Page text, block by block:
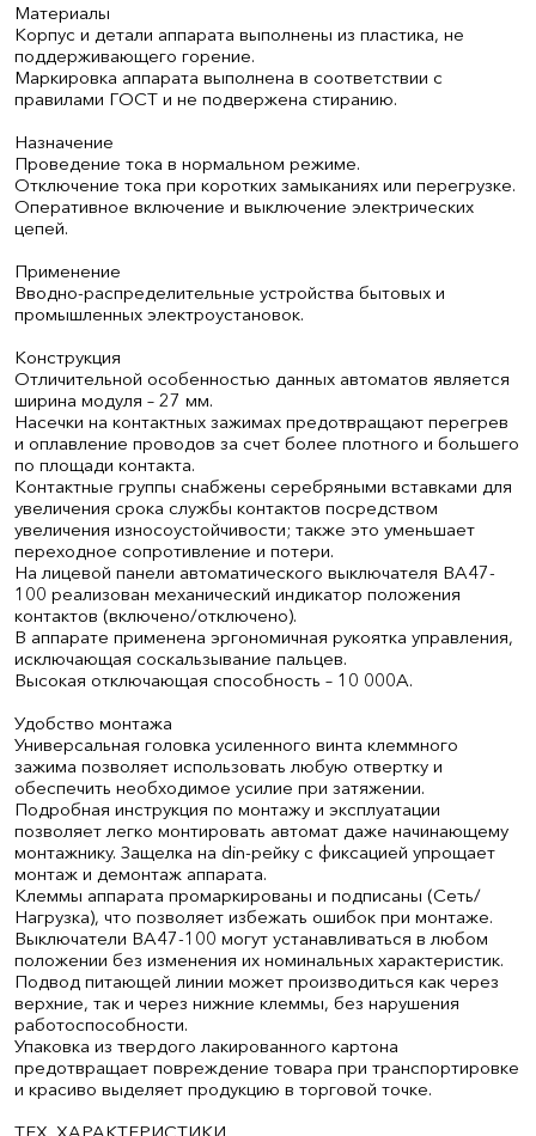
Материалы
Корпус и детали аппарата выполнены из пластика, не
поддерживающего горение.
Маркировка аппарата выполнена в соответствии с
правилами ГОСТ и не подвержена стиранию.
Назначение
Проведение тока в нормальном режиме.
Отключение тока при коротких замыканиях или перегрузке.
Оперативное включение и выключение электрических
цепей.
Применение
Вводно-распределительные устройства бытовых и
промышленных электроустановок.
Конструкция
Отличительной особенностью данных автоматов является
ширина модуля – 27 мм.
Насечки на контактных зажимах предотвращают перегрев
и оплавление проводов за счет более плотного и большего
по площади контакта.
Контактные группы снабжены серебряными вставками для
увеличения срока службы контактов посредством
увеличения износоустойчивости; также это уменьшает
переходное сопротивление и потери.
На лицевой панели автоматического выключателя ВА47-
100 реализован механический индикатор положения
контактов (включено/отключено).
В аппарате применена эргономичная рукоятка управления,
исключающая соскальзывание пальцев.
Высокая отключающая способность – 10 000А.
Удобство монтажа
Универсальная головка усиленного винта клеммного
зажима позволяет использовать любую отвертку и
обеспечить необходимое усилие при затяжении.
Подробная инструкция по монтажу и эксплуатации
позволяет легко монтировать автомат даже начинающему
монтажнику. Защелка на din-рейку с фиксацией упрощает
монтаж и демонтаж аппарата.
Клеммы аппарата промаркированы и подписаны (Сеть/
Нагрузка), что позволяет избежать ошибок при монтаже.
Выключатели ВА47-100 могут устанавливаться в любом
положении без изменения их номинальных характеристик.
Подвод питающей линии может производиться как через
верхние, так и через нижние клеммы, без нарушения
работоспособности.
Упаковка из твердого лакированного картона
предотвращает повреждение товара при транспортировке
и красиво выделяет продукцию в торговой точке.